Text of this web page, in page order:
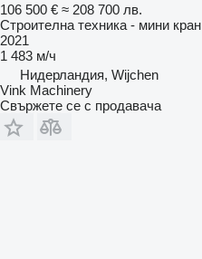
106 500 € ≈ 208 700 лв.
Строителна техника - мини кран
2021
1 483 м/ч
Нидерландия, Wijchen
Vink Machinery
Свържете се с продавача